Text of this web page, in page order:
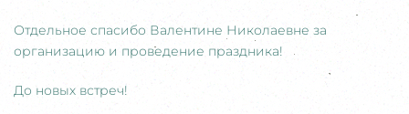
Отдельное спасибо Валентине Николаевне за
организацию и проведение праздника!
До новых встреч!